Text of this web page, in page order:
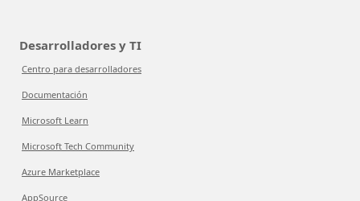
Desarrolladores y TI
Centro para desarrolladores
Documentación
Microsoft Learn
Microsoft Tech Community
Azure Marketplace
AppSource